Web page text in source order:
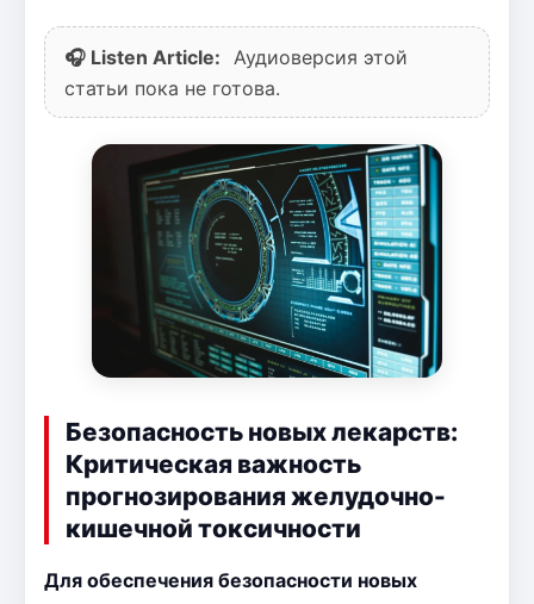
🎧 Listen Article:
Аудиоверсия этой
статьи пока не готова.
Безопасность новых лекарств:
Критическая важность
прогнозирования желудочно-
кишечной токсичности
Для обеспечения безопасности новых